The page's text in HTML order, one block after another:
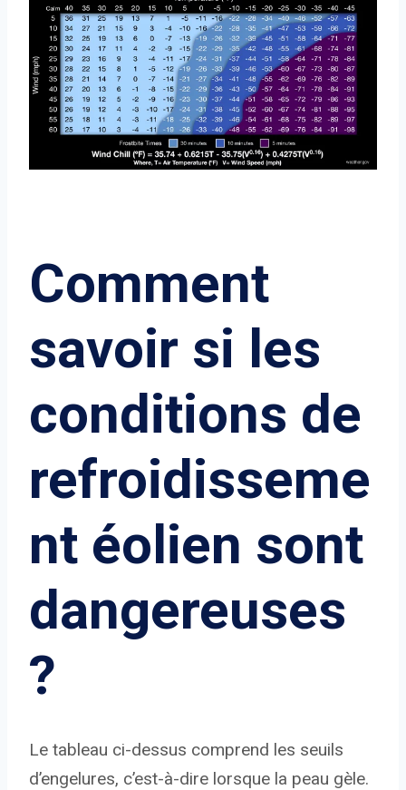
Comment
savoir si les
conditions de
refroidisseme
nt éolien sont
dangereuses
?
Le tableau ci-dessus comprend les seuils
d’engelures, c’est-à-dire lorsque la peau gèle.